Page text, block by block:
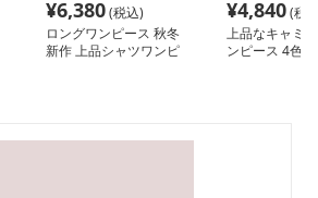
¥6,380(税込)
ロングワンピース 秋冬
新作 上品シャツワンピ
¥4,840(税
上品なキャミ
ンピース 4色